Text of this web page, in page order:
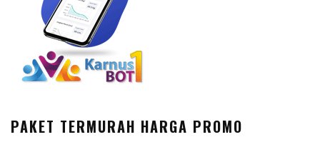
PAKET TERMURAH HARGA PROMO